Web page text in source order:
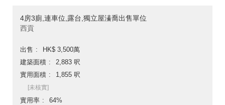
4房3廁,連車位,露台,獨立屋溱喬出售單位
西貢
出售
HK$ 3,500萬
建築面積
2,883 呎
實用面積
1,855 呎
[未核實]
實用率
64%